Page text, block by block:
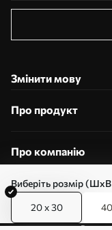
Виберіть розмір
20 x 30
Змінити мову
Про продукт
Про компанію